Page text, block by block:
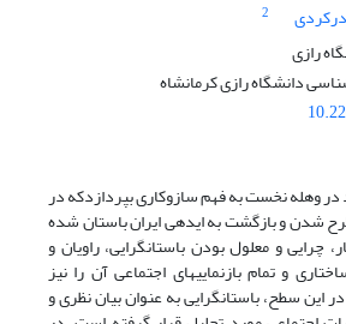
2
رازی
دانشگاه رازی کرمانشاه
وهله نخست به فهم سازوکاری بپردازدکه در
شدن و بازگشت به ایده­ی ایران باستان شده
چرایی و معلول بودن باستان­گرایی، راویان و
و تمام بازنمایی­های اجتماعی آن را نیز
سطح، باستان­گرایی به عنوان بیان نظری و